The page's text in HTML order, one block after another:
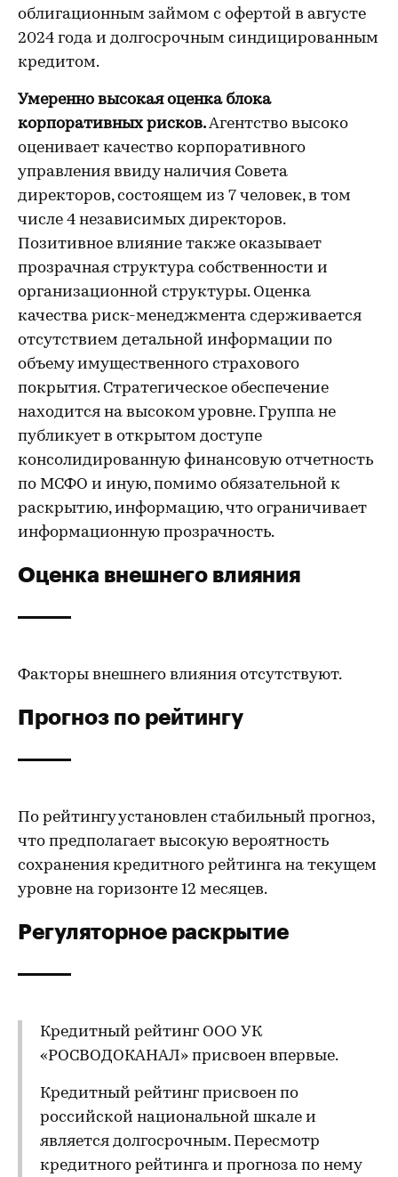
облигационным займом с офертой в августе
2024 года и долгосрочным синдицированным
кредитом.
Умеренно высокая оценка блока
корпоративных рисков.Агентство высоко
оценивает качество корпоративного
управления ввиду наличия Совета
директоров, состоящем из 7 человек, в том
числе 4 независимых директоров.
Позитивное влияние также оказывает
прозрачная структура собственности и
организационной структуры. Оценка
качества риск-менеджмента сдерживается
отсутствием детальной информации по
объему имущественного страхового
покрытия. Стратегическое обеспечение
находится на высоком уровне. Группа не
публикует в открытом доступе
консолидированную финансовую отчетность
по МСФО и иную, помимо обязательной к
раскрытию, информацию, что ограничивает
информационную прозрачность.
Оценка внешнего влияния
Факторы внешнего влияния отсутствуют.
Прогноз по рейтингу
По рейтингу установлен стабильный прогноз,
что предполагает высокую вероятность
сохранения кредитного рейтинга на текущем
уровне на горизонте 12 месяцев.
Регуляторное раскрытие
Кредитный рейтинг ООО УК
«РОСВОДОКАНАЛ» присвоен впервые.
Кредитный рейтинг присвоен по
российской национальной шкале и
является долгосрочным. Пересмотр
кредитного рейтинга и прогноза по нему